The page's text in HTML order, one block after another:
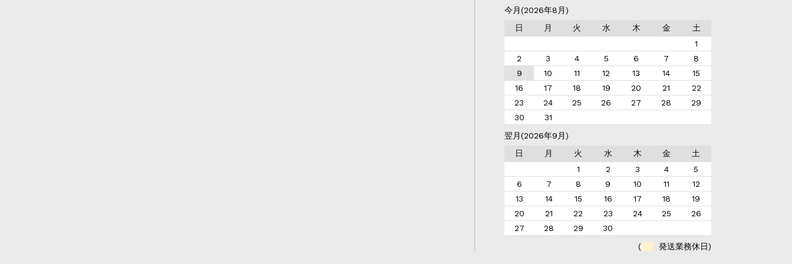
今月(2026年8月)
日
月 火 水 木 金
土
1
2
3 4 5 6 7
8
9
10 11 12 13 14
15
16
17 18 19 20 21
22
23
24 25 26 27 28
29
30
31
翌月(2026年9月)
日
月 火 水 木 金
土
1
2 3 4
5
6
7 8 9 10 11
12
13
14 15 16 17 18
19
20
21 22 23 24 25
26
27
28 29
30
(
発送業務休日)